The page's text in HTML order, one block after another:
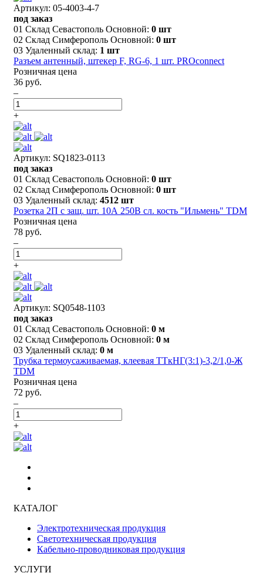
Артикул: 05-4003-4-7
под заказ
01 Склад Севастополь Основной: 0 шт
02 Склад Симферополь Основной: 0 шт
03 Удаленный склад: 1 шт
Разъем антенный, штекер F, RG-6, 1 шт. PROconnect
Розничная цена
36 руб.
–
+
Артикул: SQ1823-0113
под заказ
01 Склад Севастополь Основной: 0 шт
02 Склад Симферополь Основной: 0 шт
03 Удаленный склад: 4512 шт
Розетка 2П с защ. шт. 10А 250В сл. кость "Ильмень" TDM
Розничная цена
78 руб.
–
+
Артикул: SQ0548-1103
под заказ
01 Склад Севастополь Основной: 0 м
02 Склад Симферополь Основной: 0 м
03 Удаленный склад: 0 м
Трубка термоусаживаемая, клеевая ТТкНГ(3:1)-3,2/1,0-Ж
TDM
Розничная цена
72 руб.
–
+
КАТАЛОГ
Электротехническая продукция
Светотехническая продукция
Кабельно-проводниковая продукция
УСЛУГИ